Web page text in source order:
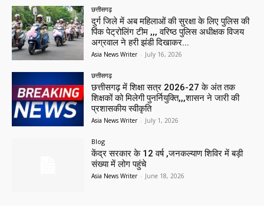
छत्तीसगढ़
दुर्ग जिले में अब महिलाओं की सुरक्षा के लिए पुलिस की
पिंक पेट्रोलिंग टीम ,,, वरिष्ठ पुलिस अधीक्षक विजय
अग्रवाल ने हरी झंडी दिखाकर...
Asia News Writer - July 16, 2026
छत्तीसगढ़
छत्तीसगढ़ में शिक्षा सत्र 2026-27 के अंत तक
शिक्षकों को मिलेगी पुनर्नियुक्ति,,,शासन ने जारी की
प्रशासकीय स्वीकृति
Asia News Writer - July 1, 2026
Blog
केंद्र सरकार के 12 वर्ष ,जनकल्याण शिविर में बड़ी
संख्या में लोग पहुंचे
Asia News Writer - June 18, 2026